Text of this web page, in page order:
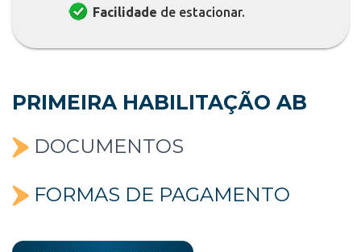
Facilidade de estacionar.
PRIMEIRA HABILITAÇÃO AB
DOCUMENTOS
FORMAS DE PAGAMENTO